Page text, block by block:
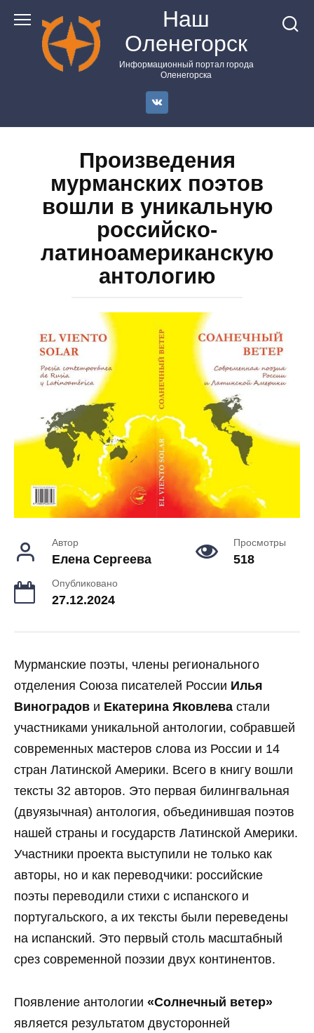
контенту
Наш
Оленегорск
Информационный портал города
Оленегорска
Произведения
мурманских поэтов
вошли в уникальную
российско-
латиноамериканскую
антологию
Автор
Елена Сергеева
Просмотры
518
Опубликовано
27.12.2024
Мурманские поэты, члены регионального
отделения Союза писателей России Илья
Виноградов и Екатерина Яковлева стали
участниками уникальной антологии, собравшей
современных мастеров слова из России и 14
стран Латинской Америки. Всего в книгу вошли
тексты 32 авторов. Это первая билингвальная
(двуязычная) антология, объединившая поэтов
нашей страны и государств Латинской Америки.
Участники проекта выступили не только как
авторы, но и как переводчики: российские
поэты переводили стихи с испанского и
португальского, а их тексты были переведены
на испанский. Это первый столь масштабный
срез современной поэзии двух континентов.
Появление антологии «Солнечный ветер»
является результатом двусторонней